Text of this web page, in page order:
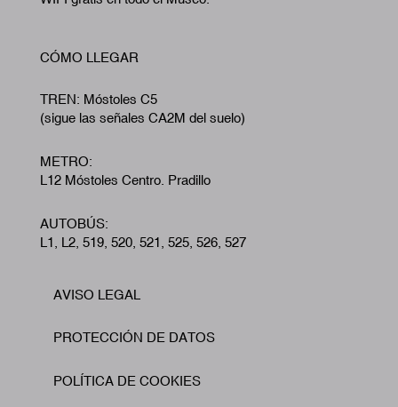
CÓMO LLEGAR
TREN: Móstoles C5
(sigue las señales CA2M del suelo)
METRO:
L12 Móstoles Centro. Pradillo
AUTOBÚS:
L1, L2, 519, 520, 521, 525, 526, 527
Footer
AVISO LEGAL
PROTECCIÓN DE DATOS
POLÍTICA DE COOKIES